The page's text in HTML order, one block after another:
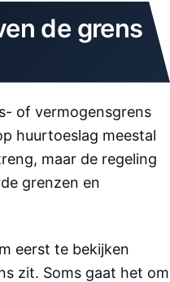
de grens
of vermogensgrens
huurtoeslag meestal
maar de regeling
grenzen en
eerst te bekijken
zit. Soms gaat het om